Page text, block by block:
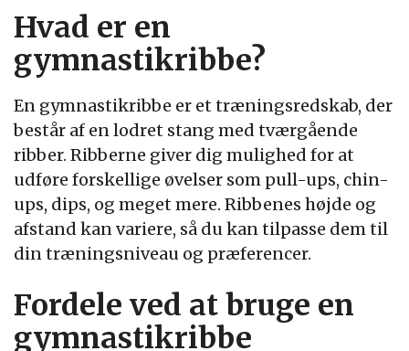
Hvad er en
gymnastikribbe?
En gymnastikribbe er et træningsredskab, der
består af en lodret stang med tværgående
ribber. Ribberne giver dig mulighed for at
udføre forskellige øvelser som pull-ups, chin-
ups, dips, og meget mere. Ribbenes højde og
afstand kan variere, så du kan tilpasse dem til
din træningsniveau og præferencer.
Fordele ved at bruge en
gymnastikribbe